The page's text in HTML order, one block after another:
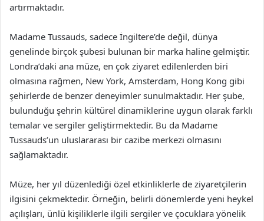
artırmaktadır.
Madame Tussauds, sadece İngiltere’de değil, dünya
genelinde birçok şubesi bulunan bir marka haline gelmiştir.
Londra’daki ana müze, en çok ziyaret edilenlerden biri
olmasına rağmen, New York, Amsterdam, Hong Kong gibi
şehirlerde de benzer deneyimler sunulmaktadır. Her şube,
bulunduğu şehrin kültürel dinamiklerine uygun olarak farklı
temalar ve sergiler geliştirmektedir. Bu da Madame
Tussauds’un uluslararası bir cazibe merkezi olmasını
sağlamaktadır.
Müze, her yıl düzenlediği özel etkinliklerle de ziyaretçilerin
ilgisini çekmektedir. Örneğin, belirli dönemlerde yeni heykel
açılışları, ünlü kişiliklerle ilgili sergiler ve çocuklara yönelik